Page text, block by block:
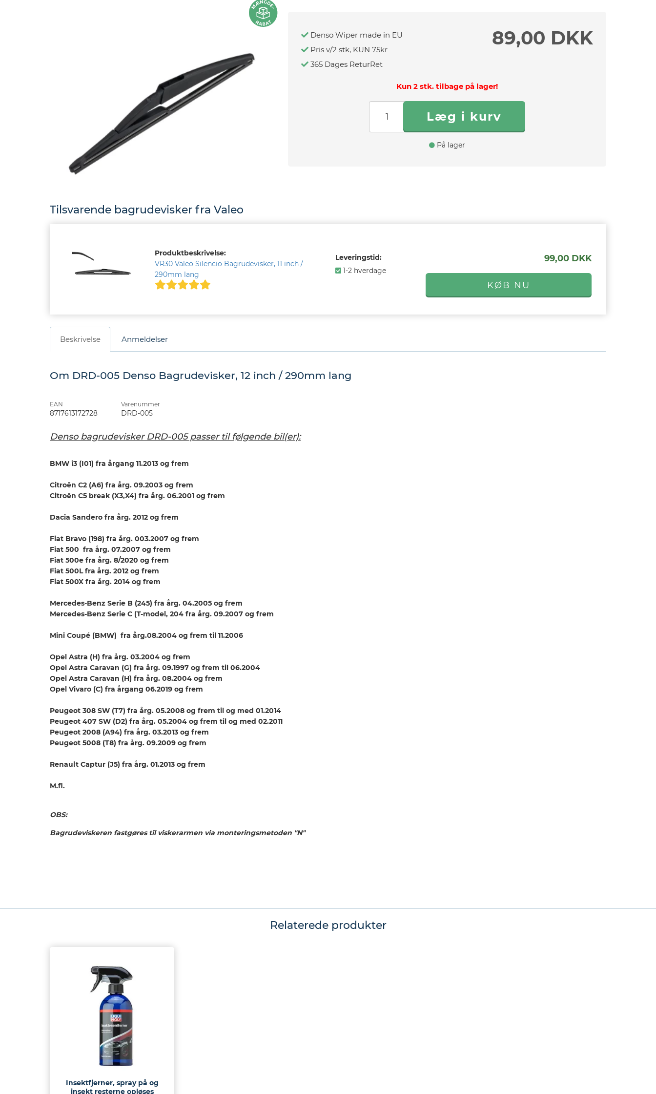
Denso Wiper made in EU
Pris v/2 stk, KUN 75kr
365 Dages ReturRet
89,00 DKK
Kun 2 stk. tilbage på lager!
På lager
Tilsvarende bagrudevisker fra Valeo
Produktbeskrivelse:
VR30 Valeo Silencio Bagrudevisker, 11 inch /
290mm lang
Leveringstid:
1-2 hverdage
99,00 DKK
Beskrivelse Anmeldelser
Om DRD-005 Denso Bagrudevisker, 12 inch / 290mm lang
EAN
8717613172728
Varenummer
DRD-005
Denso bagrudevisker DRD-005 passer til følgende bil(er):
BMW i3 (I01) fra årgang 11.2013 og frem
Citroën C2 (A6) fra årg. 09.2003 og frem
Citroën C5 break (X3,X4) fra årg. 06.2001 og frem
Dacia Sandero fra årg. 2012 og frem
Fiat Bravo (198) fra årg. 003.2007 og frem
Fiat 500 fra årg. 07.2007 og frem
Fiat 500e fra årg. 8/2020 og frem
Fiat 500L fra årg. 2012 og frem
Fiat 500X fra årg. 2014 og frem
Mercedes-Benz Serie B (245) fra årg. 04.2005 og frem
Mercedes-Benz Serie C (T-model, 204 fra årg. 09.2007 og frem
Mini Coupé (BMW) fra årg.08.2004 og frem til 11.2006
Opel Astra (H) fra årg. 03.2004 og frem
Opel Astra Caravan (G) fra årg. 09.1997 og frem til 06.2004
Opel Astra Caravan (H) fra årg. 08.2004 og frem
Opel Vivaro (C) fra årgang 06.2019 og frem
Peugeot 308 SW (T7) fra årg. 05.2008 og frem til og med 01.2014
Peugeot 407 SW (D2) fra årg. 05.2004 og frem til og med 02.2011
Peugeot 2008 (A94) fra årg. 03.2013 og frem
Peugeot 5008 (T8) fra årg. 09.2009 og frem
Renault Captur (J5) fra årg. 01.2013 og frem
M.fl.
OBS:
Bagrudeviskeren fastgøres til viskerarmen via monteringsmetoden "N"
Relaterede produkter
Insektfjerner, spray på og
insekt resterne opløses